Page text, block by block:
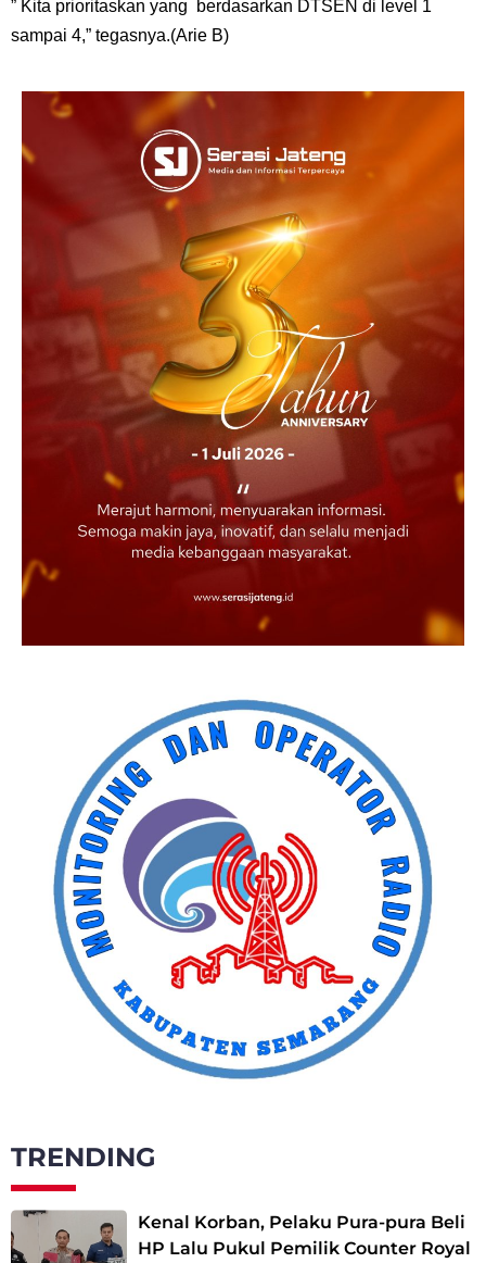
” Kita prioritaskan yang berdasarkan DTSEN di level 1
sampai 4,” tegasnya.(Arie B)
TRENDING
Kenal Korban, Pelaku Pura-pura Beli
HP Lalu Pukul Pemilik Counter Royal